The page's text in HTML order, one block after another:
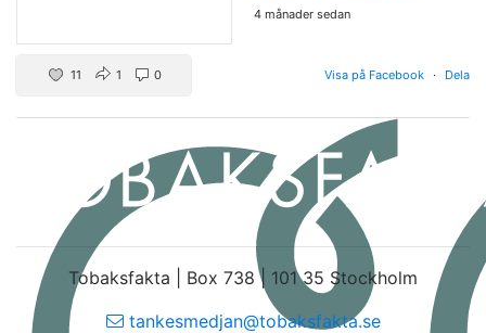
4 månader sedan
Visa på Facebook · Dela
11 1 0
Tobaksfakta | Box 738 | 101 35 Stockholm
tankesmedjan@tobaksfakta.se